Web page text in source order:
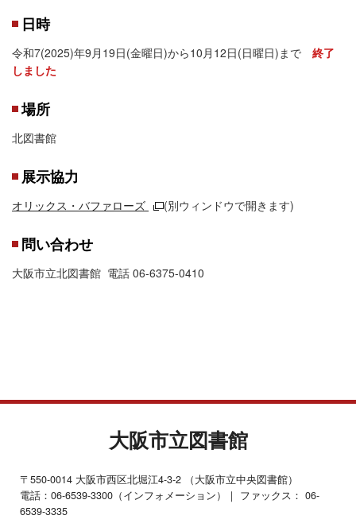
日時
令和7(2025)年9月19日(金曜日)から10月12日(日曜日)まで 終了
しました
場所
北図書館
展示協力
オリックス・バファローズ (別ウィンドウで開きます)
問い合わせ
大阪市立北図書館 電話 06-6375-0410
大阪市立図書館
〒550-0014 大阪市西区北堀江4-3-2 （大阪市立中央図書館）
電話：06-6539-3300（インフォメーション）｜ ファックス： 06-
6539-3335